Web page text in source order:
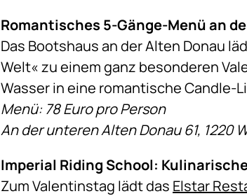
Romantisches 5-Gänge-Menü an
Das Bootshaus an der Alten Donau
Welt« zu einem ganz besonderen
Wasser in eine romantische Candle-
Menü: 78 Euro pro Person
An der unteren Alten Donau 61, 1220
Imperial Riding School:
Zum Valentinstag lädt das Elstar